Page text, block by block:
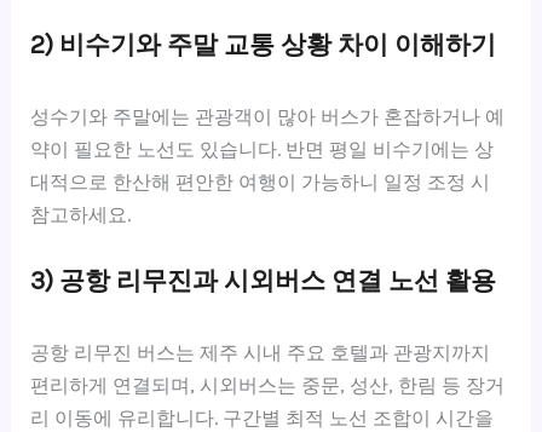
2) 비수기와 주말 교통 상황 차이 이해하기
성수기와 주말에는 관광객이 많아 버스가 혼잡하거나 예
약이 필요한 노선도 있습니다. 반면 평일 비수기에는 상
대적으로 한산해 편안한 여행이 가능하니 일정 조정 시
참고하세요.
3) 공항 리무진과 시외버스 연결 노선 활용
공항 리무진 버스는 제주 시내 주요 호텔과 관광지까지
편리하게 연결되며, 시외버스는 중문, 성산, 한림 등 장거
리 이동에 유리합니다. 구간별 최적 노선 조합이 시간을